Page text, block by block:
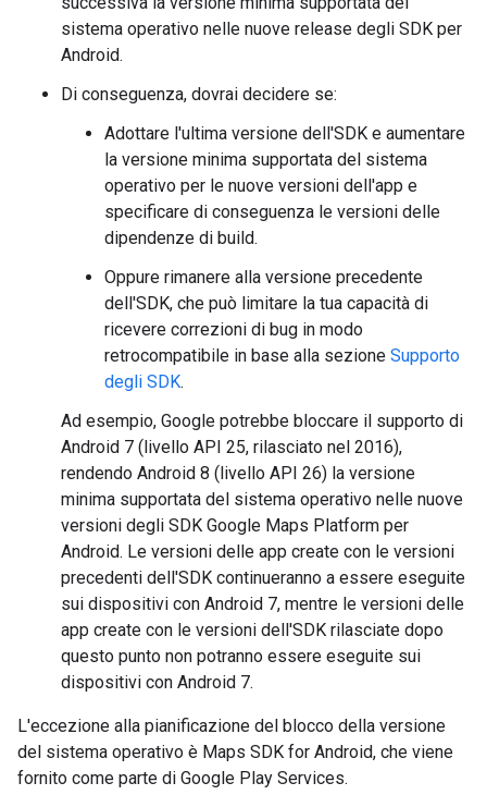
sistema operativo nelle nuove release degli SDK per
Android.
Di conseguenza, dovrai decidere se:
Adottare l'ultima versione dell'SDK e aumentare
la versione minima supportata del sistema
operativo per le nuove versioni dell'app e
specificare di conseguenza le versioni delle
dipendenze di build.
Oppure rimanere alla versione precedente
dell'SDK, che può limitare la tua capacità di
ricevere correzioni di bug in modo
retrocompatibile in base alla sezione Supporto
degli SDK.
Ad esempio, Google potrebbe bloccare il supporto di
Android 7 (livello API 25, rilasciato nel 2016),
rendendo Android 8 (livello API 26) la versione
minima supportata del sistema operativo nelle nuove
versioni degli SDK Google Maps Platform per
Android. Le versioni delle app create con le versioni
precedenti dell'SDK continueranno a essere eseguite
sui dispositivi con Android 7, mentre le versioni delle
app create con le versioni dell'SDK rilasciate dopo
questo punto non potranno essere eseguite sui
dispositivi con Android 7.
L'eccezione alla pianificazione del blocco della versione
del sistema operativo è Maps SDK for Android, che viene
fornito come parte di Google Play Services.